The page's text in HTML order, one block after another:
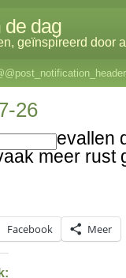
de dag
geïnspireerd door
26
opgevallen
meer rust
Facebook Meer